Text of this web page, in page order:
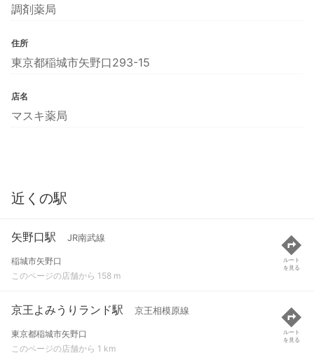
調剤薬局
住所
東京都稲城市矢野口293-15
店名
マスキ薬局
近くの駅
矢野口駅 JR南武線
稲城市矢野口
このページの店舗から 158 m
ルート
を見る
京王よみうりランド駅 京王相模原線
東京都稲城市矢野口
このページの店舗から 1 km
ルート
を見る